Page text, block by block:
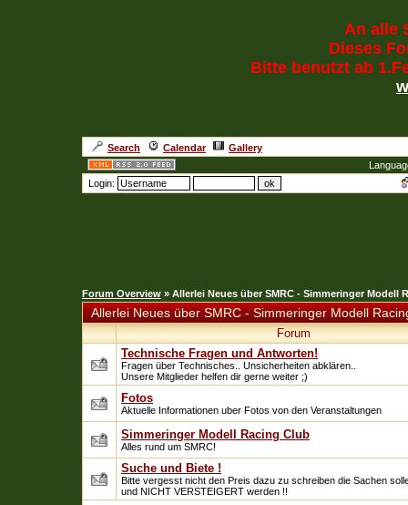
An alle
Dieses
Bitte benutzt ab
Search Calendar
Gallery
Login:
Forum Overview » Allerlei Neues über SMRC - Simmeringer Modell
Allerlei Neues über SMRC - Simmeringer Modell
Forum
Technische Fragen und Antworten!
Fragen über Technisches.. Unsicherheiten abklären..
Unsere Mitglieder helfen dir gerne weiter ;)
Fotos
Aktuelle Informationen uber Fotos von den Veranstaltungen
Simmeringer Modell Racing Club
Alles rund um SMRC!
Suche und Biete !
Bitte vergesst nicht den Preis dazu zu schreiben die Sachen
und NICHT VERSTEIGERT werden !!